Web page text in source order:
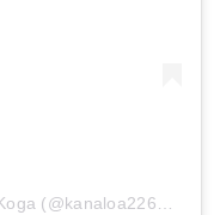
A post shared by Takeshi Kanaloa Koga (@kanaloa2260)